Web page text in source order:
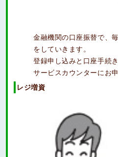
金融機関の口座振替で、
をしていきます。
登録申し込みと口座手続
サービスカウンターにお
レジ増資